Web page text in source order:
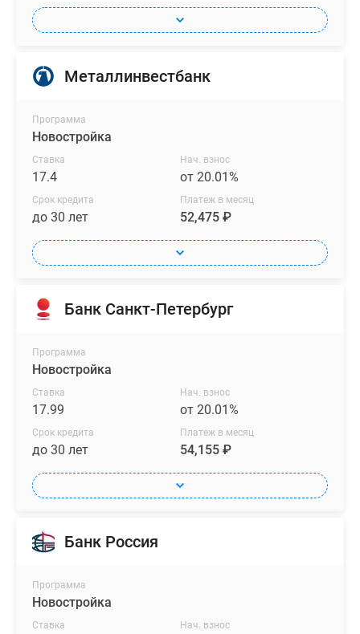
Металлинвестбанк
Программа
Новостройка
Ставка
17.4
Нач. взнос
от 20.01%
Срок кредита
до 30 лет
Платеж в месяц
52,475 ₽
Банк Санкт-Петербург
Программа
Новостройка
Ставка
17.99
Нач. взнос
от 20.01%
Срок кредита
до 30 лет
Платеж в месяц
54,155 ₽
Банк Россия
Программа
Новостройка
Ставка Нач. взнос